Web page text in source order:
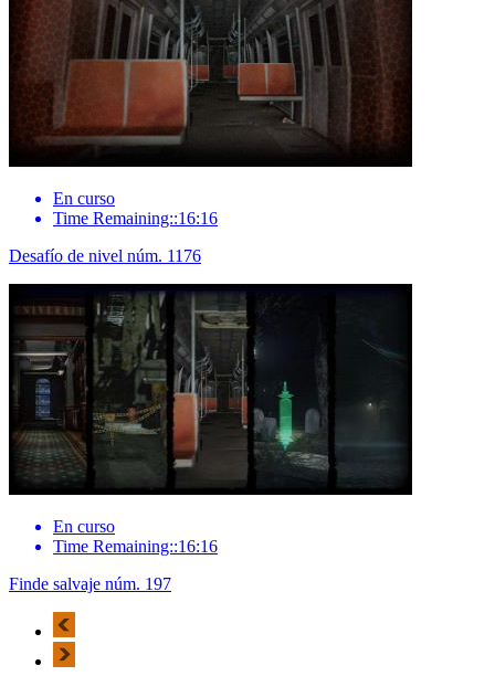
En curso
Time Remaining::16:16
Desafío de nivel núm. 1176
En curso
Time Remaining::16:16
Finde salvaje núm. 197